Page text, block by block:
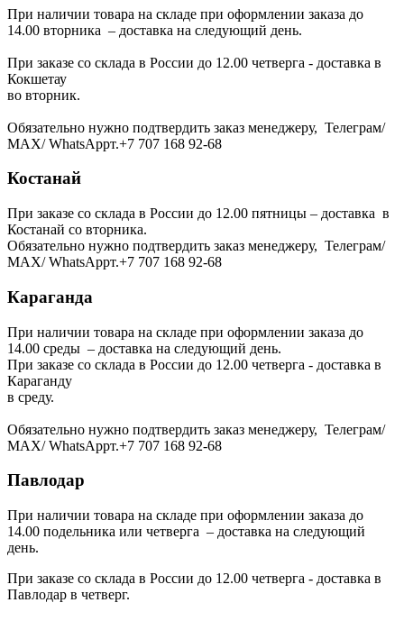
При наличии товара на складе при оформлении заказа до
14.00 вторника – доставка на следующий день.
При заказе со склада в России до 12.00 четверга - доставка в
Кокшетау
во вторник.
Обязательно нужно подтвердить заказ менеджеру, Телеграм/
МАХ/ WhatsAppт.+7 707 168 92-68
Костанай
При заказе со склада в России до 12.00 пятницы – доставка в
Костанай со вторника.
Обязательно нужно подтвердить заказ менеджеру, Телеграм/
МАХ/ WhatsAppт.+7 707 168 92-68
Караганда
При наличии товара на складе при оформлении заказа до
14.00 среды – доставка на следующий день.
При заказе со склада в России до 12.00 четверга - доставка в
Караганду
в среду.
Обязательно нужно подтвердить заказ менеджеру, Телеграм/
МАХ/ WhatsAppт.+7 707 168 92-68
Павлодар
При наличии товара на складе при оформлении заказа до
14.00 подельника или четверга – доставка на следующий
день.
При заказе со склада в России до 12.00 четверга - доставка в
Павлодар в четверг.